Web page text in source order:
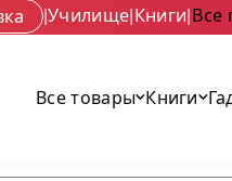
|Училище|Книги|Все
Все товары Книги